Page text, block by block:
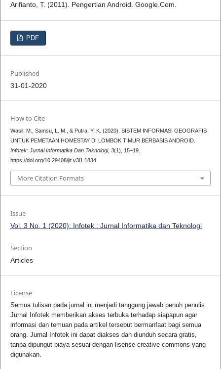
Arifianto, T. (2011). Pengertian Android. Google.Com.
PDF
Published
31-01-2020
How to Cite
Wasil, M., Samsu, L. M., & Putra, Y. K. (2020). SISTEM INFORMASI GEOGRAFIS
UNTUK PEMETAAN HOMESTAY DI LOMBOK TIMUR BERBASIS ANDROID.
Infotek: Jurnal Informatika Dan Teknologi, 3(1), 15–19.
https://doi.org/10.29408/jit.v3i1.1834
More Citation Formats
Issue
Vol. 3 No. 1 (2020): Infotek : Jurnal Informatika dan Teknologi
Section
Articles
License
Semua tulisan pada jurnal ini menjadi tanggung jawab penuh penulis.
Jurnal Infotek memberikan akses terbuka terhadap siapapun agar
informasi dan temuan pada artikel tersebut bermanfaat bagi semua
orang. Jurnal Infotek ini dapat diakses dan diunduh secara gratis,
tanpa dipungut biaya sesuai dengan lisense creative commons yang
digunakan.